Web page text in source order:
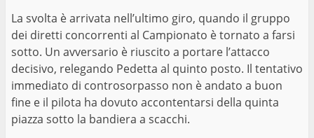
La svolta è arrivata nell’ultimo giro, quando il gruppo
dei diretti concorrenti al Campionato è tornato a farsi
sotto. Un avversario è riuscito a portare l’attacco
decisivo, relegando Pedetta al quinto posto. Il tentativo
immediato di controsorpasso non è andato a buon
fine e il pilota ha dovuto accontentarsi della quinta
piazza sotto la bandiera a scacchi.